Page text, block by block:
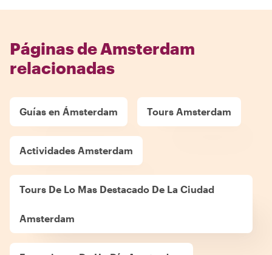
Páginas de Amsterdam
relacionadas
Guías en Ámsterdam Tours Amsterdam
Actividades Amsterdam
Tours De Lo Mas Destacado De La Ciudad
Amsterdam